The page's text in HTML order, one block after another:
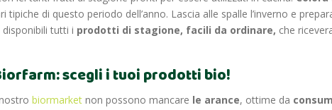
tipiche di questo periodo dell’anno. Lascia alle spalle l’inverno e
tutti i prodotti di stagione, facili da ordinare, che
scegli i tuoi prodotti bio!
biormarket non possono mancare le arance, ottime da